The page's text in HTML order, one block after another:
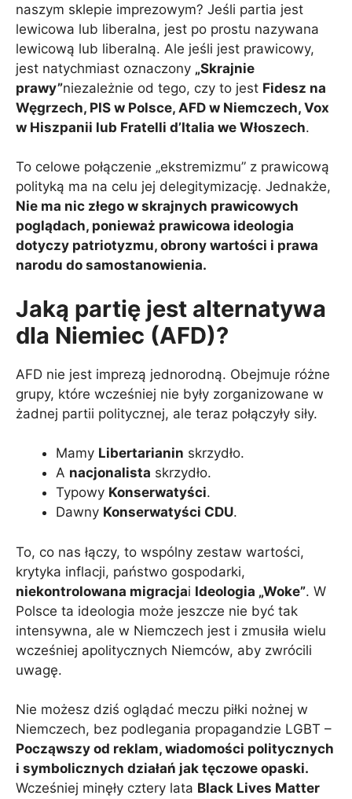
naszym sklepie imprezowym? Jeśli partia jest
lewicowa lub liberalna, jest po prostu nazywana
lewicową lub liberalną. Ale jeśli jest prawicowy,
jest natychmiast oznaczony „Skrajnie
prawy”niezależnie od tego, czy to jest Fidesz na
Węgrzech, PIS w Polsce, AFD w Niemczech, Vox
w Hiszpanii lub Fratelli d’Italia we Włoszech.
To celowe połączenie „ekstremizmu” z prawicową
polityką ma na celu jej delegitymizację. Jednakże,
Nie ma nic złego w skrajnych prawicowych
poglądach, ponieważ prawicowa ideologia
dotyczy patriotyzmu, obrony wartości i prawa
narodu do samostanowienia.
Jaką partię jest alternatywa
dla Niemiec (AFD)?
AFD nie jest imprezą jednorodną. Obejmuje różne
grupy, które wcześniej nie były zorganizowane w
żadnej partii politycznej, ale teraz połączyły siły.
Mamy Libertarianin skrzydło.
A nacjonalista skrzydło.
Typowy Konserwatyści.
Dawny Konserwatyści CDU.
To, co nas łączy, to wspólny zestaw wartości,
krytyka inflacji, państwo gospodarki,
niekontrolowana migracjai Ideologia „Woke”. W
Polsce ta ideologia może jeszcze nie być tak
intensywna, ale w Niemczech jest i zmusiła wielu
wcześniej apolitycznych Niemców, aby zwrócili
uwagę.
Nie możesz dziś oglądać meczu piłki nożnej w
Niemczech, bez podlegania propagandzie LGBT –
Począwszy od reklam, wiadomości politycznych
i symbolicznych działań jak tęczowe opaski.
Wcześniej minęły cztery lata Black Lives Matter